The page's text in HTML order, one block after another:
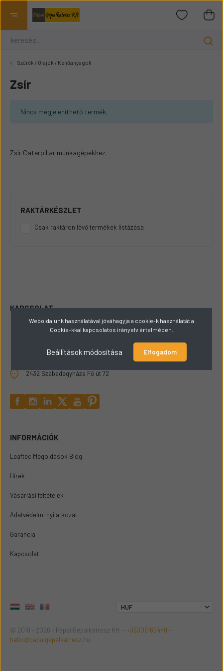
Szűrők / Olajok / Kenőanyagok
Zsír
Nincs megjeleníthető termék.
Zsír Caterpillar munkagépekhez.
RAKTÁRKÉSZLET
Csak raktáron lévő termékek listázása
KAPCSOLAT
+36309165449
hello@papaigepalkatresz.hu
2432 Szabadegyháza Fő út 72
INFORMÁCIÓK
Leaftec Megoldások Blog
Hírek
Vásárlási feltételek
Adatvédelmi nyilatkozat
Garancia
Kapcsolat
© 2018 - 2026 - Pápai Gépalkatrész Kft. - +36309165449 -
hello@papaigepalkatresz.hu
Weboldalunk használatával jóváhagyja a cookie-k használatát a
Cookie-kkal kapcsolatos irányelv értelmében.
Beállítások módosítása Elfogadom